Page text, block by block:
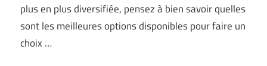
plus en plus diversifiée, pensez à bien savoir quelles
sont les meilleures options disponibles pour faire un
choix …